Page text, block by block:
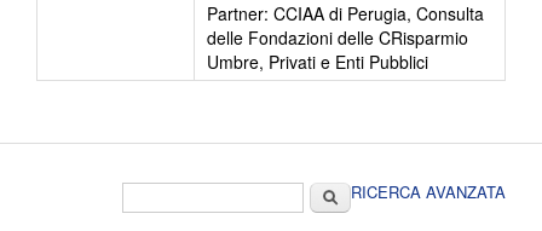
Partner: CCIAA di Perugia, Consulta
delle Fondazioni delle CRisparmio
Umbre, Privati e Enti Pubblici
CercaRICERCA AVANZATA